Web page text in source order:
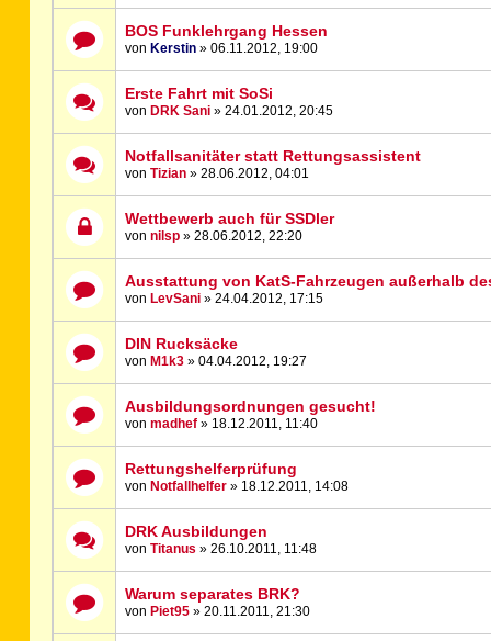
BOS Funklehrgang Hessen
von Kerstin » 06.11.2012, 19:00
Erste Fahrt mit SoSi
von DRK Sani » 24.01.2012, 20:45
Notfallsanitäter statt Rettungsassistent
vonTizian » 28.06.2012, 04:01
Wettbewerb auch für SSDler
vonnilsp » 28.06.2012, 22:20
Ausstattung von KatS-Fahrzeugen außerhalb
von LevSani » 24.04.2012, 17:15
DIN Rucksäcke
von M1k3 » 04.04.2012, 19:27
Ausbildungsordnungen gesucht!
vonmadhef » 18.12.2011, 11:40
Rettungshelferprüfung
von Notfallhelfer » 18.12.2011, 14:08
DRK Ausbildungen
vonTitanus » 26.10.2011, 11:48
Warum separates BRK?
von Piet95 » 20.11.2011, 21:30